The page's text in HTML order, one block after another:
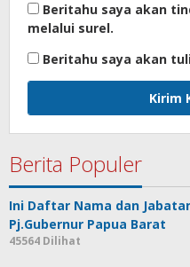
Beritahu saya akan
melalui surel.
Beritahu saya akan
Berita Populer
Ini Daftar Nama dan
Pj.Gubernur Papua Barat
45564 Dilihat